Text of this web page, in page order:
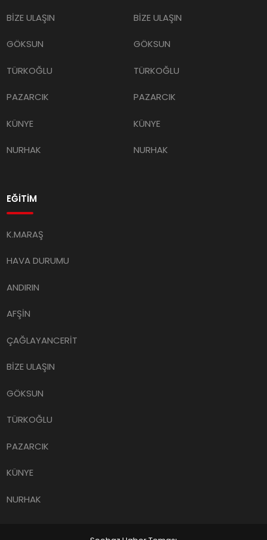
BİZE ULAŞIN
GÖKSUN
TÜRKOĞLU
PAZARCIK
KÜNYE
NURHAK
BİZE ULAŞIN
GÖKSUN
TÜRKOĞLU
PAZARCIK
KÜNYE
NURHAK
EĞİTİM
K.MARAŞ
HAVA DURUMU
ANDIRIN
AFŞİN
ÇAĞLAYANCERİT
BİZE ULAŞIN
GÖKSUN
TÜRKOĞLU
PAZARCIK
KÜNYE
NURHAK